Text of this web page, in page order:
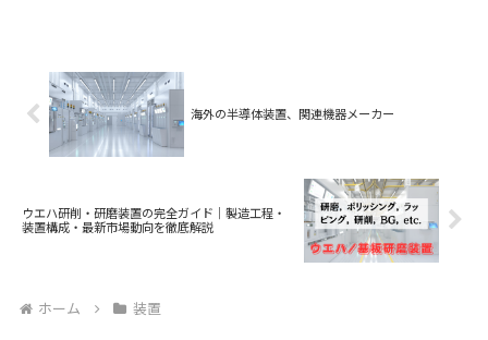
海外の半導体装置、関連機器メーカー
ウエハ研削・研磨装置の完全ガイド｜製造工程・
装置構成・最新市場動向を徹底解説
ホーム 装置